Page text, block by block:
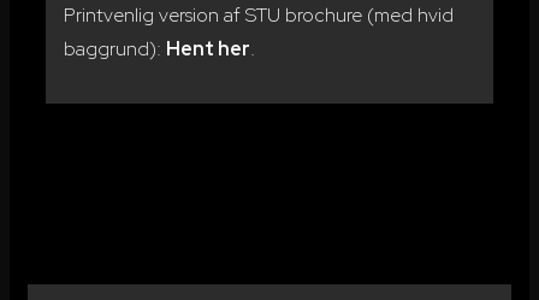
Printvenlig version af STU brochure (med hvid
baggrund): Hent her.